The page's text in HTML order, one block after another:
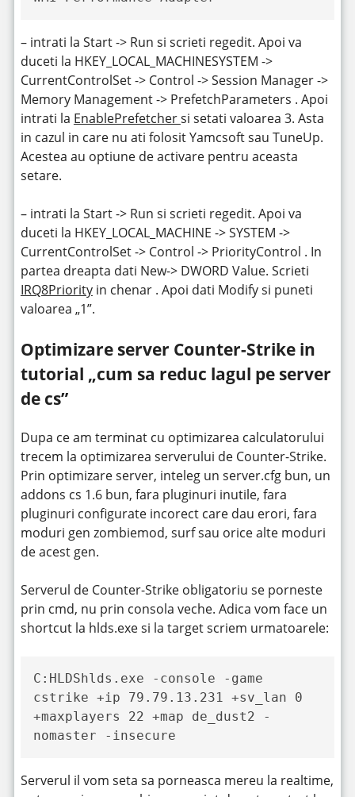
– intrati la Start -> Run si scrieti regedit. Apoi va
duceti la HKEY_LOCAL_MACHINESYSTEM ->
CurrentControlSet -> Control -> Session Manager ->
Memory Management -> PrefetchParameters . Apoi
intrati la EnablePrefetchersi setati valoarea 3. Asta
in cazul in care nu ati folosit Yamcsoft sau TuneUp.
Acestea au optiune de activare pentru aceasta
setare.
– intrati la Start -> Run si scrieti regedit. Apoi va
duceti la HKEY_LOCAL_MACHINE -> SYSTEM ->
CurrentControlSet -> Control -> PriorityControl . In
partea dreapta dati New-> DWORD Value. Scrieti
IRQ8Priorityin chenar . Apoi dati Modify si puneti
valoarea „1”.
Optimizare server Counter-Strike in
tutorial „cum sa reduc lagul pe server
de cs”
Dupa ce am terminat cu optimizarea calculatorului
trecem la optimizarea serverului de Counter-Strike.
Prin optimizare server, inteleg un server.cfg bun, un
addons cs 1.6 bun, fara pluginuri inutile, fara
pluginuri configurate incorect care dau erori, fara
moduri gen zombiemod, surf sau orice alte moduri
de acest gen.
Serverul de Counter-Strike obligatoriu se porneste
prin cmd, nu prin consola veche. Adica vom face un
shortcut la hlds.exe si la target scriem urmatoarele:
C:HLDShlds.exe -console -game
cstrike +ip 79.79.13.231 +sv_lan 0
+maxplayers 22 +map de_dust2 -
nomaster -insecure
Serverul il vom seta sa porneasca mereu la realtime,